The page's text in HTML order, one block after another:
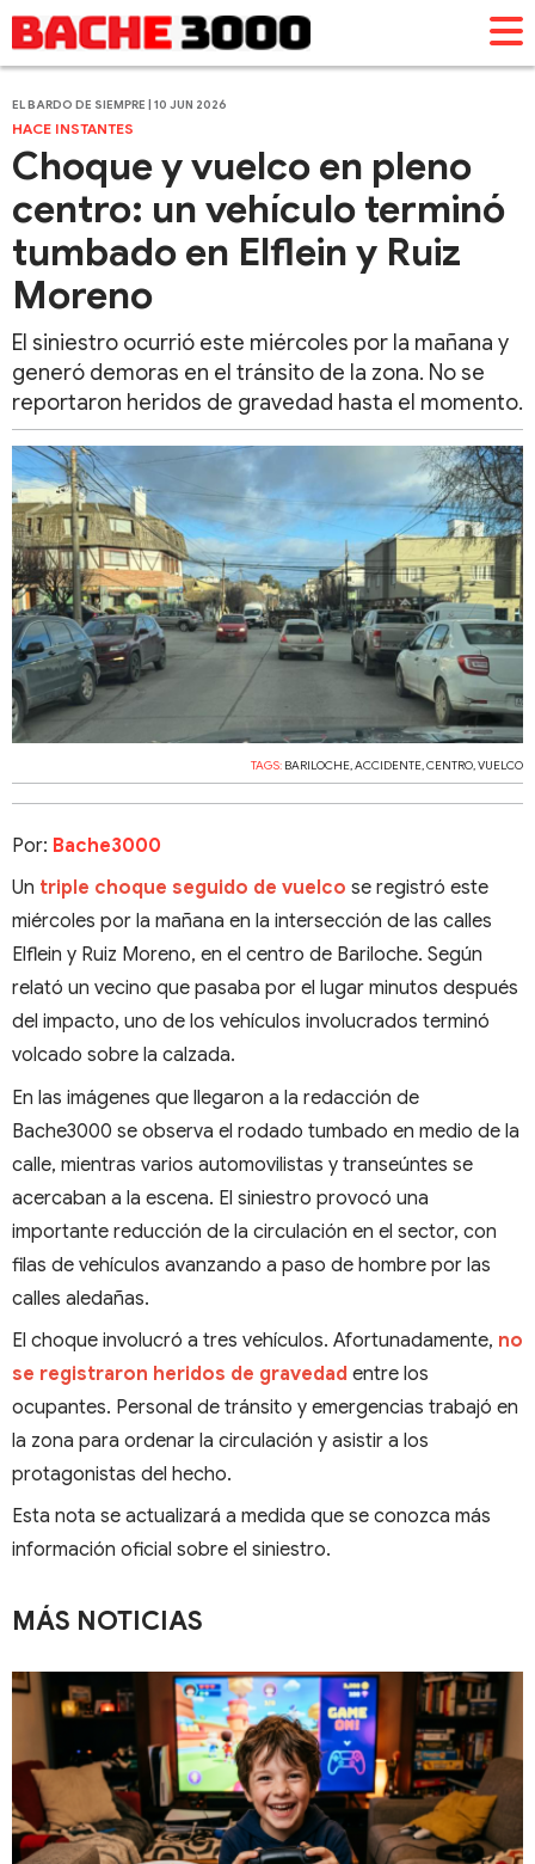
EL BARDO DE SIEMPRE | 10 JUN 2026
HACE INSTANTES
Choque y vuelco en pleno
centro: un vehículo terminó
tumbado en Elflein y Ruiz
Moreno
El siniestro ocurrió este miércoles por la mañana y
generó demoras en el tránsito de la zona. No se
reportaron heridos de gravedad hasta el momento.
TAGS: BARILOCHE,ACCIDENTE,CENTRO,VUELCO
Por: Bache3000
Un triple choque seguido de vuelco se registró este
miércoles por la mañana en la intersección de las calles
Elflein y Ruiz Moreno, en el centro de Bariloche. Según
relató un vecino que pasaba por el lugar minutos después
del impacto, uno de los vehículos involucrados terminó
volcado sobre la calzada.
En las imágenes que llegaron a la redacción de
Bache3000 se observa el rodado tumbado en medio de la
calle, mientras varios automovilistas y transeúntes se
acercaban a la escena. El siniestro provocó una
importante reducción de la circulación en el sector, con
filas de vehículos avanzando a paso de hombre por las
calles aledañas.
El choque involucró a tres vehículos. Afortunadamente, no
se registraron heridos de gravedad entre los
ocupantes. Personal de tránsito y emergencias trabajó en
la zona para ordenar la circulación y asistir a los
protagonistas del hecho.
Esta nota se actualizará a medida que se conozca más
información oficial sobre el siniestro.
MÁS NOTICIAS